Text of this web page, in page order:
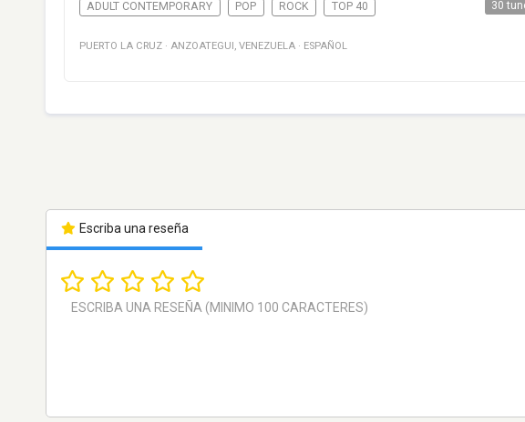
ADULT CONTEMPORARY POP ROCK TOP 40 30
PUERTO LA CRUZ · ANZOATEGUI , VENEZUELA · ESPAÑOL
Escriba una reseña